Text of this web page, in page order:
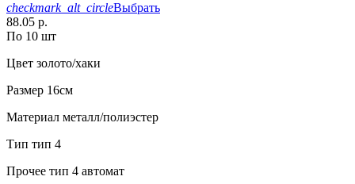
checkmark_alt_circleВыбрать
88.05 р.
По 10 шт
Цвет золото/хаки
Размер 16см
Материал металл/полиэстер
Тип тип 4
Прочее тип 4 автомат